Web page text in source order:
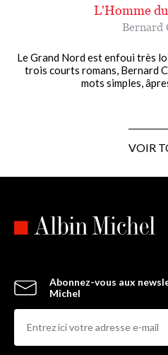
L'Homme
Bernard
Le Grand Nord est enfoui très
trois courts romans, Bernard
mots simples,
VOIR
Abonnez-vous aux
Michel